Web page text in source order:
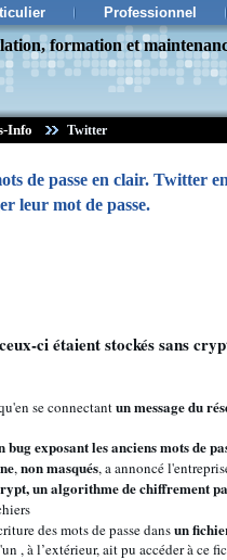
Professionnel
formation et
Info Twitter
de passe en clair. Twitter
leur mot de passe.
ci étaient stockés sans
se connectantun message du
exposant les anciens mots de
,non masqués, a annoncé
un algorithme de chiffrement
des mots de passe dansun
, à l’extérieur, ait pu accéder à ce